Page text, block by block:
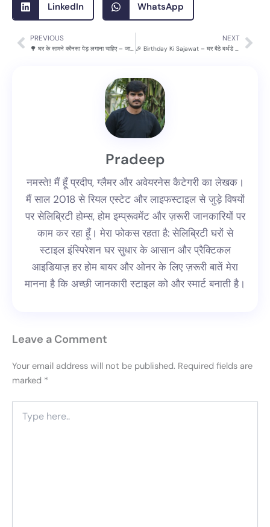
LinkedIn WhatsApp
Prev
PREVIOUS
🌳 घर के सामने कौनसा पेड़ लगाना चाहिए – जानिए वास्तु और पर्यावरण दोनों के हिसाब से शुभ पेड़
NEXT
🎉 Birthday Ki Sajawat – घर बैठे बर्थडे पार्टी की सजावट के आसान और क्रिएटिव तरीके
Pradeep
नमस्ते! मैं हूँ प्रदीप, ग्लैमर और अवेयरनेस कैटेगरी का लेखक।
मैं साल 2018 से रियल एस्टेट और लाइफस्टाइल से जुड़े विषयों
पर सेलिब्रिटी होम्स, होम इम्प्रूवमेंट और ज़रूरी जानकारियों पर
काम कर रहा हूँ। मेरा फोकस रहता है: सेलिब्रिटी घरों से
स्टाइल इंस्पिरेशन घर सुधार के आसान और प्रैक्टिकल
आइडियाज़ हर होम बायर और ओनर के लिए ज़रूरी बातें मेरा
मानना है कि अच्छी जानकारी स्टाइल को और स्मार्ट बनाती है।
Leave a Comment
Your email address will not be published. Required fields are
marked *
here..